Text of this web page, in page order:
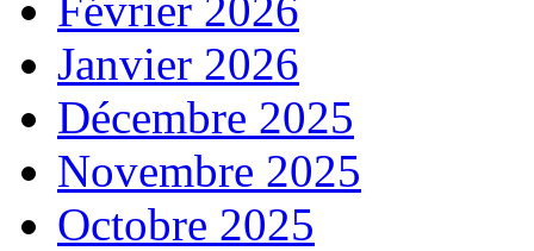
Janvier 2026
Décembre 2025
Novembre 2025
Octobre 2025